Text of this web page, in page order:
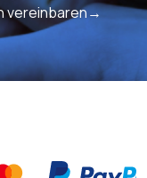
vereinbaren→